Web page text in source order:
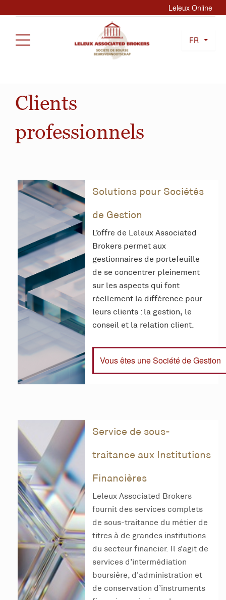
Leleux Online
FR
Clients
professionnels
Solutions pour Sociétés
de Gestion
L’offre de Leleux Associated
Brokers permet aux
gestionnaires de portefeuille
de se concentrer pleinement
sur les aspects qui font
réellement la différence pour
leurs clients : la gestion, le
conseil et la relation client.
Vous êtes une Société de Gestion
Service de sous-
traitance aux Institutions
Financières
Leleux Associated Brokers
fournit des services complets
de sous-traitance du métier de
titres à de grandes institutions
du secteur financier. Il s’agit de
services d’intermédiation
boursière, d'administration et
de conservation d’instruments